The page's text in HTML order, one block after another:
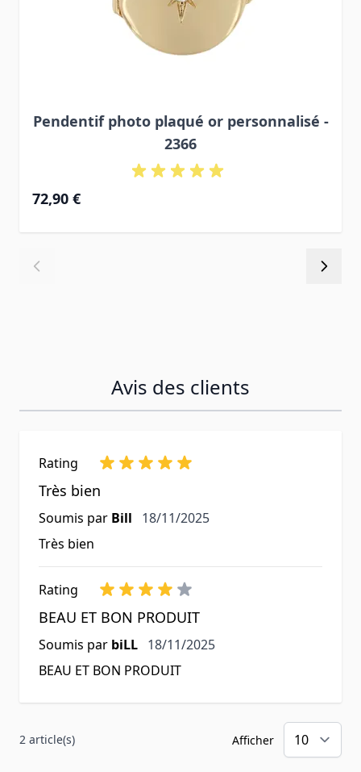
Pendentif photo plaqué or personnalisé -
2366
72,90 €
Avis des clients
Rating
Très bien
Soumis par Bill 18 novembre 2025
18/11/2025
Très bien
Rating
BEAU ET BON PRODUIT
Soumis par biLL 18 novembre 2025
18/11/2025
BEAU ET BON PRODUIT
2 article(s) Afficher